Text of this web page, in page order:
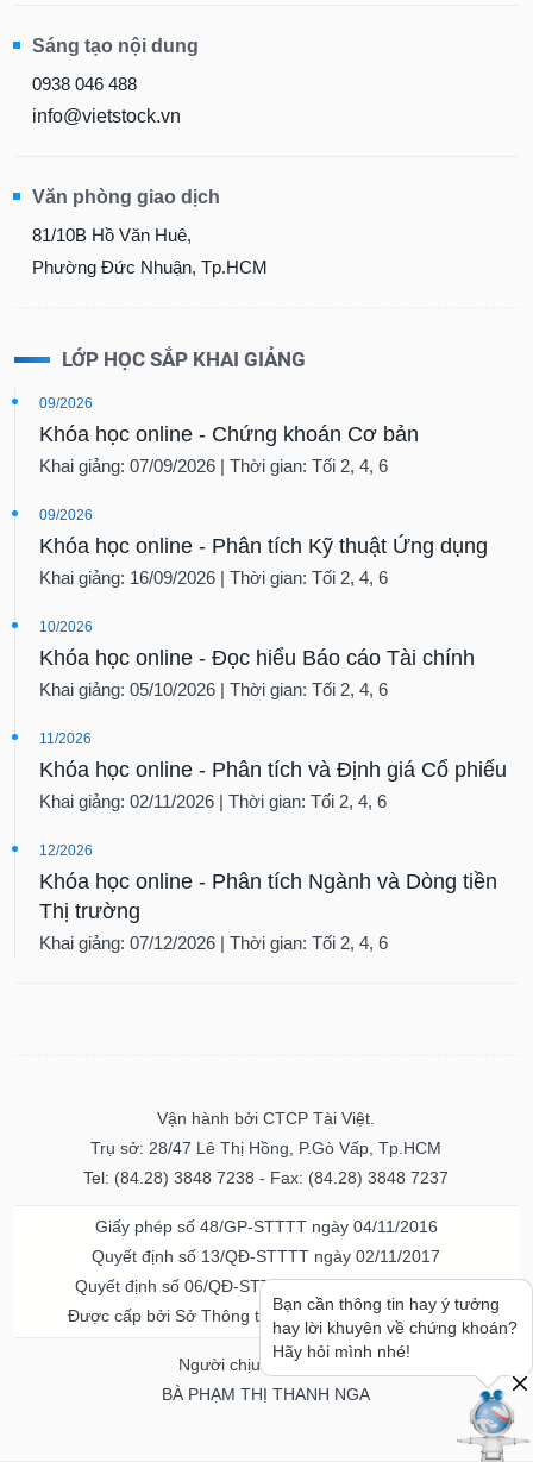
Sáng tạo nội dung
0938 046 488
info@vietstock.vn
Văn phòng giao dịch
81/10B Hồ Văn Huê,
Phường Đức Nhuận, Tp.HCM
LỚP HỌC SẮP KHAI GIẢNG
09/2026
Khóa học online - Chứng khoán Cơ bản
Khai giảng: 07/09/2026 | Thời gian: Tối 2, 4, 6
09/2026
Khóa học online - Phân tích Kỹ thuật Ứng dụng
Khai giảng: 16/09/2026 | Thời gian: Tối 2, 4, 6
10/2026
Khóa học online - Đọc hiểu Báo cáo Tài chính
Khai giảng: 05/10/2026 | Thời gian: Tối 2, 4, 6
11/2026
Khóa học online - Phân tích và Định giá Cổ phiếu
Khai giảng: 02/11/2026 | Thời gian: Tối 2, 4, 6
12/2026
Khóa học online - Phân tích Ngành và Dòng tiền
Thị trường
Khai giảng: 07/12/2026 | Thời gian: Tối 2, 4, 6
Vận hành bởi CTCP Tài Việt.
Trụ sở: 28/47 Lê Thị Hồng, P.Gò Vấp, Tp.HCM
Tel: (84.28) 3848 7238 - Fax: (84.28) 3848 7237
Giấy phép số 48/GP-STTTT ngày 04/11/2016
Quyết định số 13/QĐ-STTTT ngày 02/11/2017
Quyết định số 06/QĐ-STTTT-ICP ngày 20/07/2023
Được cấp bởi Sở Thông tin và Truyền thông TPHCM
Người chịu trách nhiệm
BÀ PHẠM THỊ THANH NGA
Bạn cần thông tin hay ý tưởng
hay lời khuyên về chứng khoán?
Hãy hỏi mình nhé!